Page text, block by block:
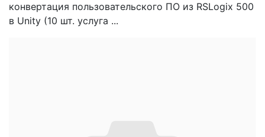
конвертация пользовательского ПО из RSLogix 500
в Unity (10 шт. услуга ...